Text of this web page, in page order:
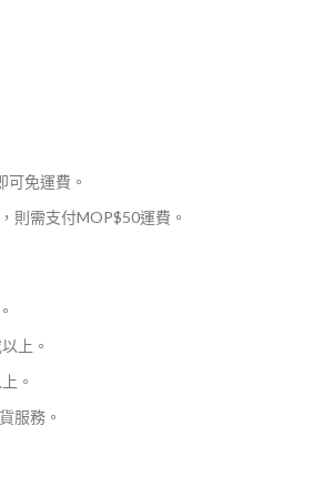
免運費。
則需支付MOP$50運費。
上。
。
服務。